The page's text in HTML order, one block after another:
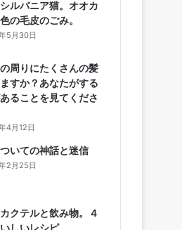
シルバニア猫。オオカ
の毛皮のごみ。
5月30日
周りにたくさんの髪
すか？あなたがする
ることを見てくださ
4月12日
いての神話と迷信
2月25日
クテルと飲み物。 4
しいレシピ。